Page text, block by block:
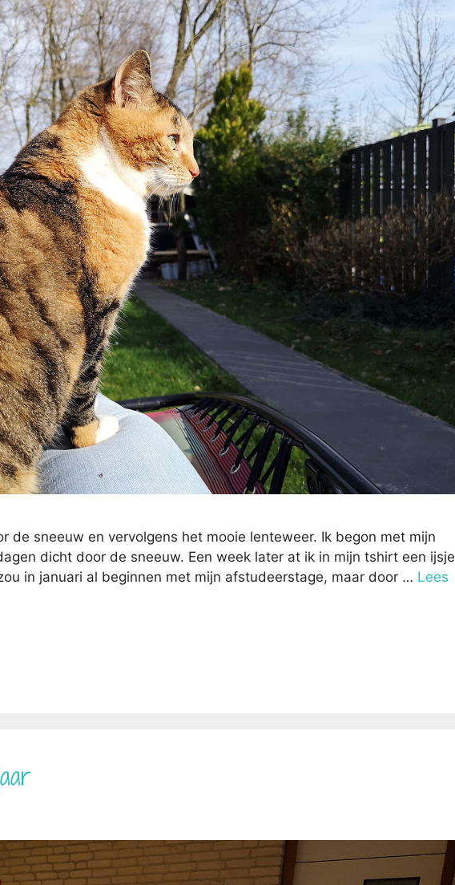
de sneeuw en vervolgens het mooie lenteweer. Ik begon met mijn
dicht door de sneeuw. Een week later at ik in mijn tshirt een ijsje
in januari al beginnen met mijn afstudeerstage, maar door … Lees